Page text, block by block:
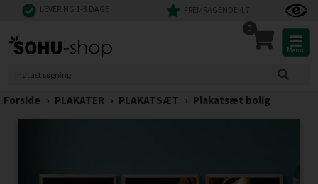
LEVERING 1-3 DAGE FREMRAGENDE 4,7
0
Menu
Forside › PLAKATER › PLAKATSÆT › Plakatsæt bolig